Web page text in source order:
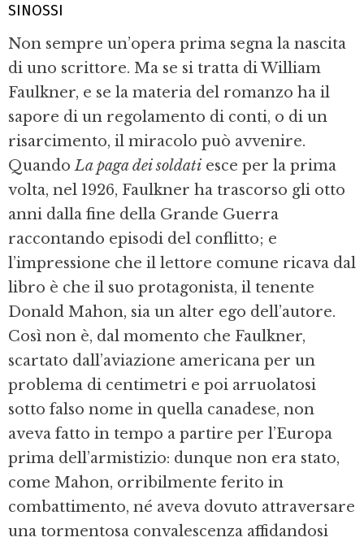
SINOSSI
Non sempre un’opera prima segna la nascita
di uno scrittore. Ma se si tratta di William
Faulkner, e se la materia del romanzo ha il
sapore di un regolamento di conti, o di un
risarcimento, il miracolo può avvenire.
QuandoLa paga dei soldati esce per la prima
volta, nel 1926, Faulkner ha trascorso gli otto
anni dalla fine della Grande Guerra
raccontando episodi del conflitto; e
l’impressione che il lettore comune ricava dal
libro è che il suo protagonista, il tenente
Donald Mahon, sia un alter ego dell’autore.
Così non è, dal momento che Faulkner,
scartato dall’aviazione americana per un
problema di centimetri e poi arruolatosi
sotto falso nome in quella canadese, non
aveva fatto in tempo a partire per l’Europa
prima dell’armistizio: dunque non era stato,
come Mahon, orribilmente ferito in
combattimento, né aveva dovuto attraversare
una tormentosa convalescenza affidandosi